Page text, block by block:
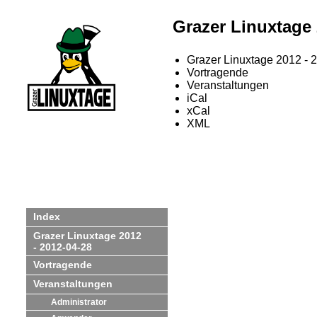
Index
Grazer Linuxtage 2012
- 2012-04-28
Vortragende
Veranstaltungen
Administrator
Grazer Linuxtage
Grazer Linuxtage 2012 -
Vortragende
Veranstaltungen
iCal
xCal
XML